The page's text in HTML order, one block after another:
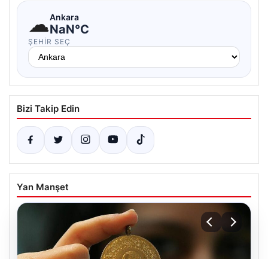
☁Ankara
NaN°C
ŞEHIR SEÇ
Bizi Takip Edin
Yan Manşet